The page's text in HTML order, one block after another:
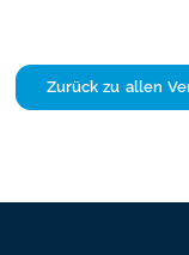
Zurück zu allen